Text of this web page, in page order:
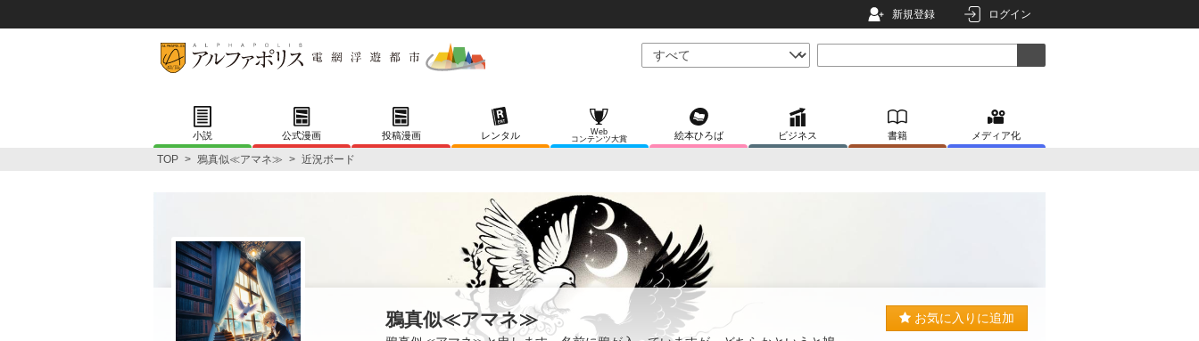
新規登録 ログイン
小説 公式漫画 投稿漫画 レンタル
Web
コンテンツ大賞
絵本ひろば ビジネス 書籍 メディア化
TOP > 鴉真似≪アマネ≫ > 近況ボード
鴉真似≪アマネ≫ お気に入りに追加